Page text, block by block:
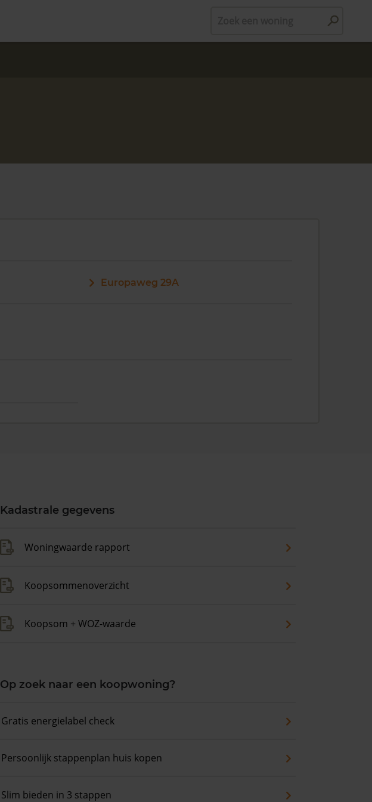
Europaweg 29A
Kadastrale gegevens
Woningwaarde rapport
Koopsommenoverzicht
Koopsom + WOZ-waarde
Op zoek naar een koopwoning?
Gratis energielabel check
Persoonlijk stappenplan huis kopen
Slim bieden in 3 stappen